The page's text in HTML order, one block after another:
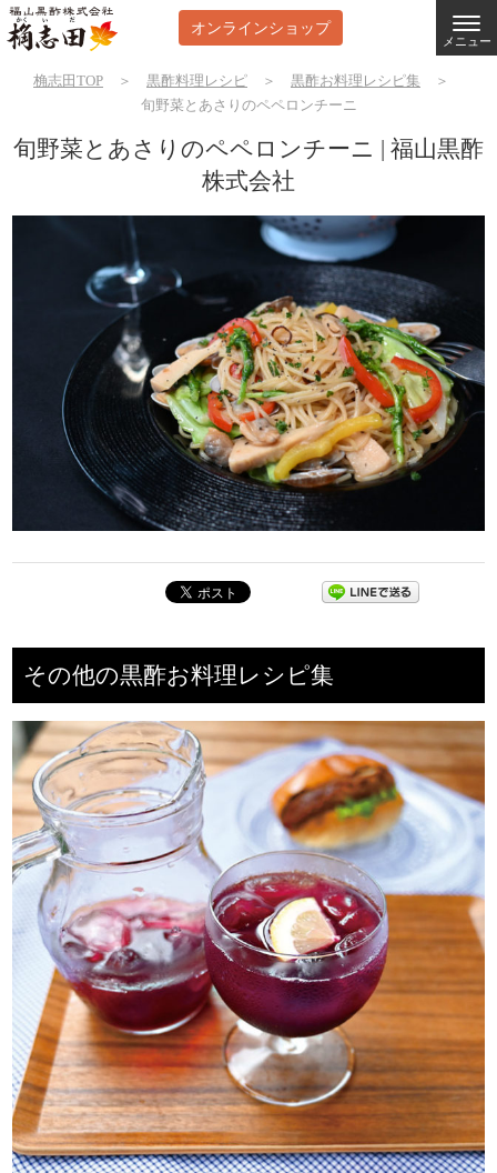
オンラインショップ
メニュー
桷志田TOP ＞ 黒酢料理レシピ ＞ 黒酢お料理レシピ集 ＞
旬野菜とあさりのペペロンチーニ
旬野菜とあさりのペペロンチーニ | 福山黒酢
株式会社
その他の黒酢お料理レシピ集